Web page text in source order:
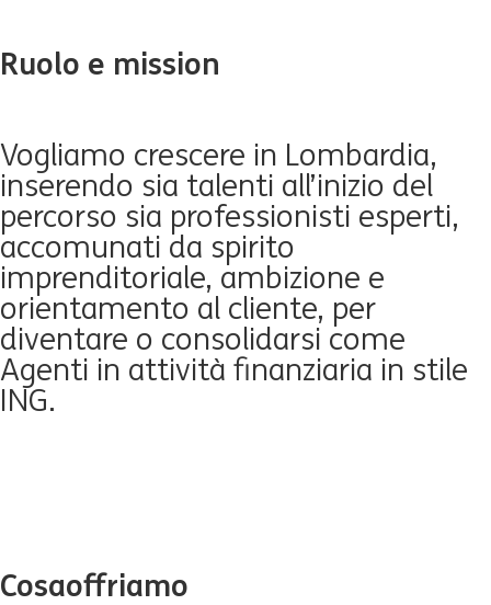
Ruolo e mission
Vogliamo crescere in Lombardia,
inserendo sia talenti all’inizio del
percorso sia professionisti esperti,
accomunati da spirito
imprenditoriale, ambizione e
orientamento al cliente, per
diventare o consolidarsi come
Agenti in attività finanziaria in stile
ING.
Cosaoffriamo